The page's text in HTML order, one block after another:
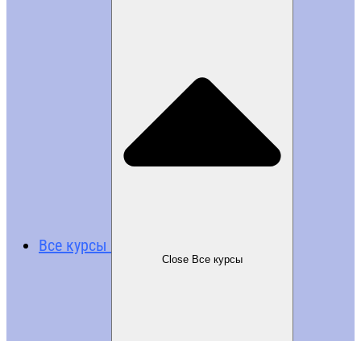
Все курсы
Close Все курсы